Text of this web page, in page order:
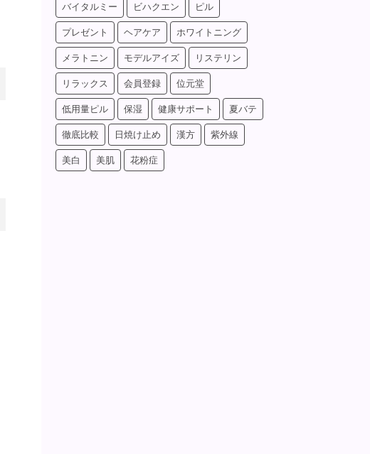
バイタルミー ビハクエン ピル
プレゼント ヘアケア ホワイトニング
メラトニン モデルアイズ リステリン
リラックス 会員登録 位元堂
低用量ピル 保湿 健康サポート 夏バテ
徹底比較 日焼け止め 漢方 紫外線
美白 美肌 花粉症